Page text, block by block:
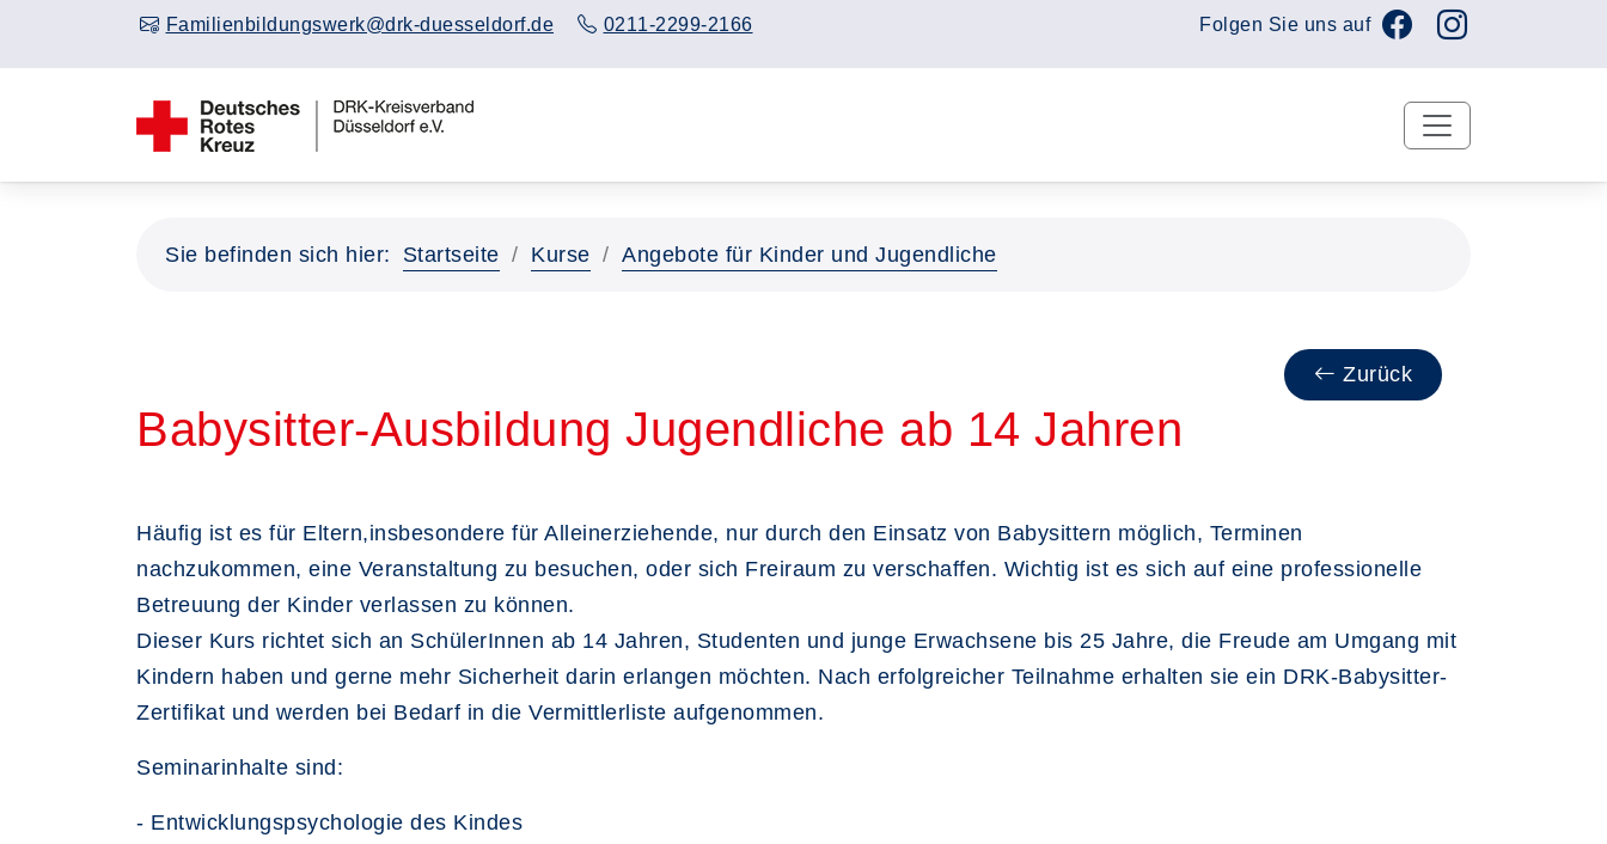
Familienbildungswerk@drk-duesseldorf.de 0211-2299-2166 Folgen Sie uns auf
Sie befinden sich hier: Startseite Kurse Angebote für Kinder und Jugendliche
Zurück
Babysitter-Ausbildung Jugendliche ab 14 Jahren
Häufig ist es für Eltern,insbesondere für Alleinerziehende, nur durch den Einsatz von Babysittern möglich, Terminen
nachzukommen, eine Veranstaltung zu besuchen, oder sich Freiraum zu verschaffen. Wichtig ist es sich auf eine professionelle
Betreuung der Kinder verlassen zu können.
Dieser Kurs richtet sich an SchülerInnen ab 14 Jahren, Studenten und junge Erwachsene bis 25 Jahre, die Freude am Umgang mit
Kindern haben und gerne mehr Sicherheit darin erlangen möchten. Nach erfolgreicher Teilnahme erhalten sie ein DRK-Babysitter-
Zertifikat und werden bei Bedarf in die Vermittlerliste aufgenommen.
Seminarinhalte sind:
- Entwicklungspsychologie des Kindes